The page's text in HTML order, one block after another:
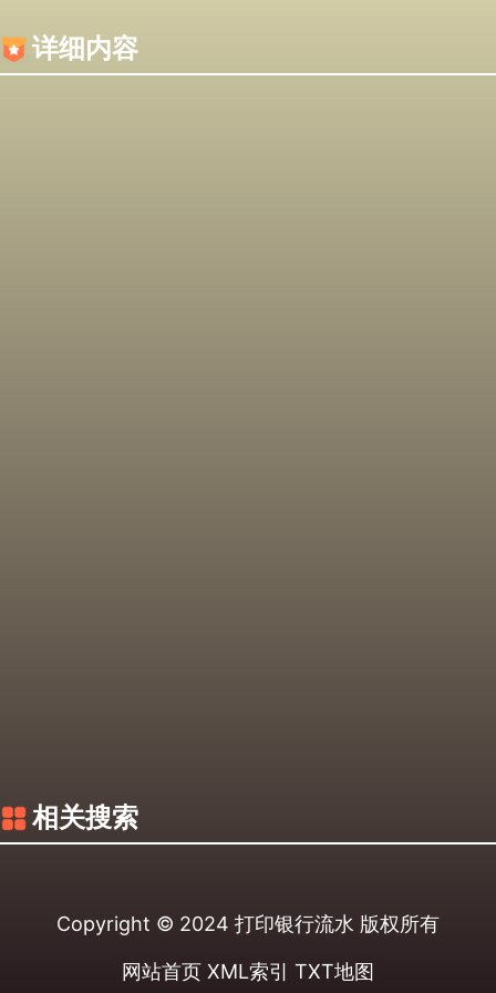
详细内容
相关搜索
Copyright © 2024 打印银行流水 版权所有
网站首页 XML索引 TXT地图